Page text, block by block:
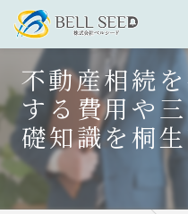
不動産相続
する費用や
礎知識を桐